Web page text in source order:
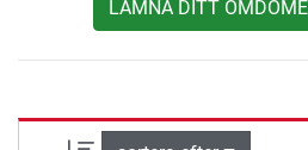
LÄMNA DITT